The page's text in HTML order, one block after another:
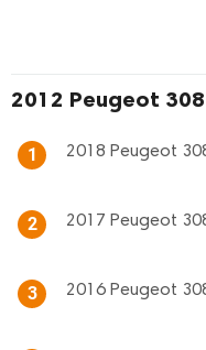
2012 Peugeot
1 2018 Peugeot
2 2017 Peugeot
3 2016 Peugeot